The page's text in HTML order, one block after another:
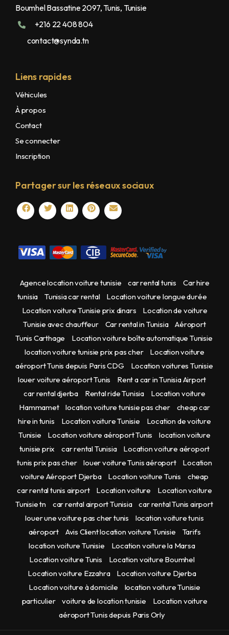
Boumhel Bassatine 2097, Tunis, Tunisie
+216 22 408 804
contact@synda.tn
Liens rapides
Véhicules
À propos
Contact
Se connecter
Inscription
Partager sur les réseaux sociaux
Agence location voiture tunisie car rental tunis
Car hire
tunisia
Tunisia car rental
Location voiture longue durée
Location voiture Tunisie prix dinars
Location de voiture
Tunisie avec chauffeur
Car rental in Tunisia
Aéroport
Tunis Carthage
Location voiture boîte automatique Tunisie
location voiture tunisie prix pas cher
Location voiture
aéroport Tunis depuis Paris CDG
Location voitures Tunisie
louer voiture aéroport Tunis
Rent a car in Tunisia Airport
car rental djerba
Rental ride Tunisia
Location voiture
Hammamet
location voiture tunisie pas cher
cheap car
hire in tunis
Location voiture Tunisie
Location de voiture
Tunisie
Location voiture aéroport Tunis
location voiture
tunisie prix
car rental Tunisia
Location voiture aéroport
tunis prix pas cher
louer voiture Tunis aéroport
Location
voiture Aéroport Djerba
Location voiture Tunis
cheap
car rental tunis airport
Location voiture
Location voiture
Tunisie tn
car rental airport Tunisia
car rental Tunis airport
louer une voiture pas cher tunis
location voiture tunis
aéroport
Avis Client location voiture Tunisie
Tarifs
location voiture Tunisie
Location voiture la Marsa
Location voiture Tunis
Location voiture Boumhel
Location voiture Ezzahra
Location voiture Djerba
Location voiture à domicile
location voiture Tunisie
particulier
voiture de location tunisie
Location voiture
aéroport Tunis depuis Paris Orly